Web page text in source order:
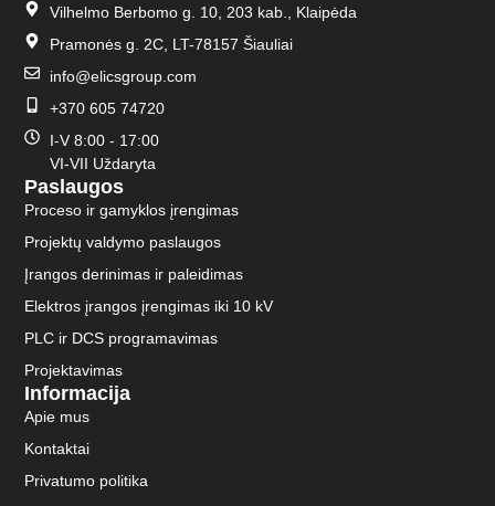
Paslaugos
Proceso ir gamyklos įrengimas
Projektų valdymo paslaugos
Įrangos derinimas ir paleidimas
Elektros įrangos įrengimas iki 10 kV
PLC ir DCS programavimas
Projektavimas
Informacija
Apie mus
Kontaktai
Privatumo politika
Vilhelmo Berbomo g. 10, 203 kab., Klaipėda
Pramonės g. 2C, LT-78157 Šiauliai
info@elicsgroup.com
+370 605 74720
I-V 8:00 - 17:00
VI-VII Uždaryta